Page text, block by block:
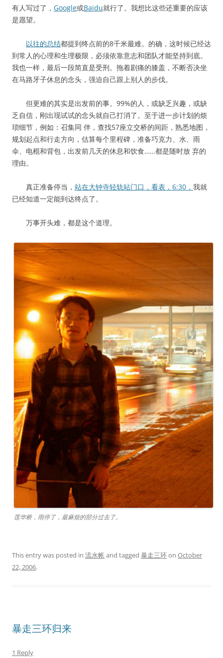
有人写过了， Google或Baidu就行了。我想比这些还重要的应该
是愿望。
以往的总结都提到终点前的8千米最难。的确，这时候已经达
到常人的心理和生理极限，必须依靠意志和团队才能坚持到底。
我也一样，最后一段简直是受刑。拖着剧痛的膝盖，不断否决坐
在马路牙子休息的念头，强迫自己跟上别人的步伐。
但更难的其实是出发前的事。99%的人，或缺乏兴趣，或缺
乏自信，刚出现试试的念头就自己打消了。至于进一步计划的烦
琐细节，例如：召集同 伴，查找57座立交桥的间距，熟悉地图，
规划起点和行走方向，估算每个里程碑，准备巧克力、水、雨
伞、电棍和背包，出发前几天的休息和饮食……都是随时放 弃的
理由。
真正准备停当， 站在大钟寺轻轨站门口，看表，6:30， 我就
已经知道一定能到达终点了。
万事开头难，都是这个道理。
莲华桥，雨停了，最麻烦的部分过去了。
This entry was posted in 流水帐 and tagged 暴走三环on October
22, 2006.
暴走三环归来
1 Reply